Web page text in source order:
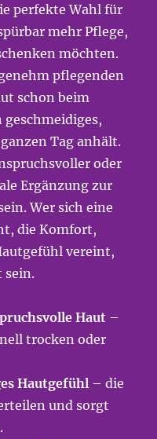
perfekte Wahl für
mehr Pflege,
möchten.
pflegenden
schon beim
Tag anhält.
oder
Ergänzung zur
Wer sich eine
die Komfort,
vereint,
sein.
Haut –
trocken oder
Hautgefühl – die
und sorgt